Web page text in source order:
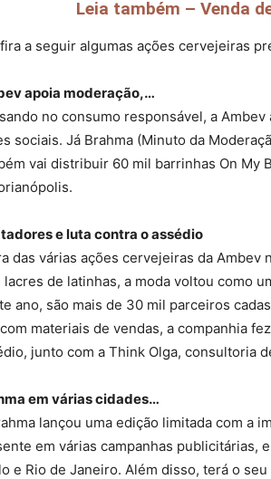
Leia também – Venda
a seguir algumas ações cervejeiras
apoia moderação,…
no consumo responsável, a
sociais. Já Brahma (Minuto da
vai distribuir 60 mil barrinhas On My
e luta contra o assédio
das várias ações cervejeiras da
lacres de latinhas, a moda voltou como
ano, são mais de 30 mil parceiros
materiais de vendas, a companhia
junto com a Think Olga, consultoria
em várias cidades…
lançou uma edição limitada com a
em várias campanhas publicitárias,
e Rio de Janeiro. Além disso, terá o